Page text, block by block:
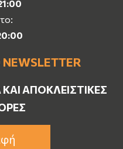
ΑΠΟΚΛΕΙΣΤΙΚΈΣ